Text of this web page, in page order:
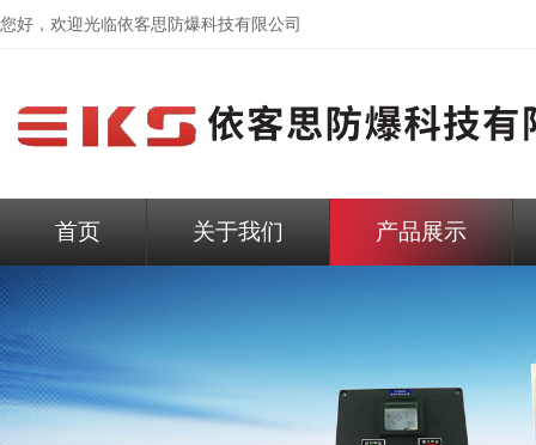
您好，欢迎光临依客思防爆科技有限公司
首页 关于我们 产品展示